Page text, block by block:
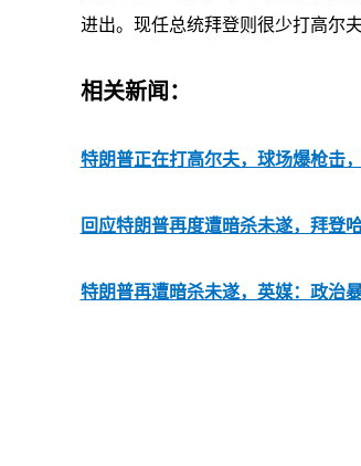
进出。现任总统拜登则很少打高尔夫
相关新闻：
特朗普正在打高尔夫，球场爆枪击
回应特朗普再度遭暗杀未遂，拜登
特朗普再遭暗杀未遂，英媒：政治